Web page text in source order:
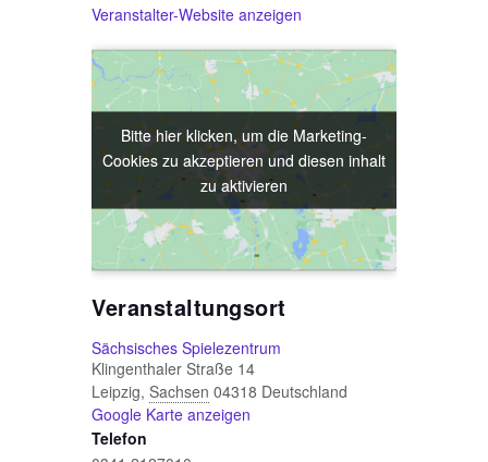
Veranstalter-Website anzeigen
Veranstaltungsort
Sächsisches Spielezentrum
Klingenthaler Straße 14
Leipzig, Sachsen 04318 Deutschland
Google Karte anzeigen
Telefon
Bitte hier klicken, um die Marketing-
Cookies zu akzeptieren und diesen inhalt
zu aktivieren
Bitte hier klicken, um die Marketing-
Cookies zu akzeptieren und diesen inhalt
zu aktivieren